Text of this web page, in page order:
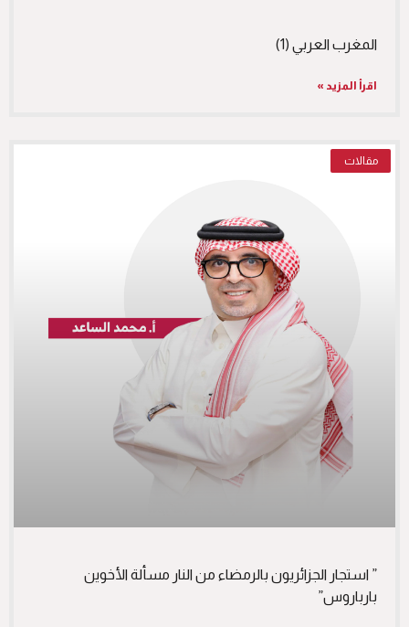
المغرب العربي (1)
اقرأ المزيد »
مقالات
” استجار الجزائريون بالرمضاء من النار مسألة الأخوين
بارباروس”